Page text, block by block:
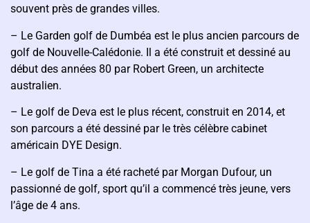
souvent près de grandes villes.
– Le Garden golf de Dumbéa est le plus ancien parcours de
golf de Nouvelle-Calédonie. Il a été construit et dessiné au
début des années 80 par Robert Green, un architecte
australien.
– Le golf de Deva est le plus récent, construit en 2014, et
son parcours a été dessiné par le très célèbre cabinet
américain DYE Design.
– Le golf de Tina a été racheté par Morgan Dufour, un
passionné de golf, sport qu’il a commencé très jeune, vers
l’âge de 4 ans.